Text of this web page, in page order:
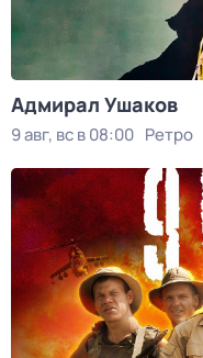
Адмирал Ушаков
9 авг, вс в 08:00 Ретро